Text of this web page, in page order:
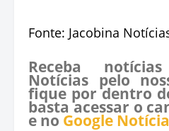
Fonte: Jacobina
Receba
Notícias pelo
fique por dentro
basta acessar o
e no Google